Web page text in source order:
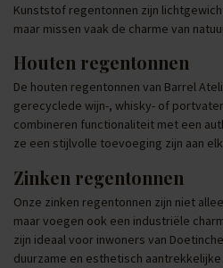
Kunststof regentonnen zijn
maar missen vaak de charme van
Houten regentonnen
De houten regentonnen van Barrel
gerecyclede wijn-, whisky- of
combineren functionaliteit met een
ze een stijlvolle toevoeging zijn aan
Zinken regentonnen
Onze zinken regentonnen zijn niet
maar voegen ook een industriële
zijn ideaal voor inwoners van
duurzame en esthetisch